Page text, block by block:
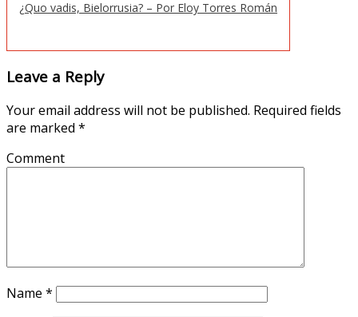
¿Quo vadis, Bielorrusia? – Por Eloy Torres Román
Leave a Reply
Your email address will not be published. Required fields
are marked *
Comment
Name *